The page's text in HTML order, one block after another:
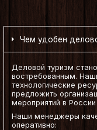
Чем удобен
Деловой туризм
востребованным.
технологические
предложить
мероприятий в
Наши менеджеры
оперативно: